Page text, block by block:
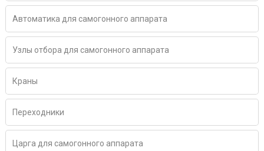
Автоматика для самогонного аппарата
Узлы отбора для самогонного аппарата
Краны
Переходники
Царга для самогонного аппарата